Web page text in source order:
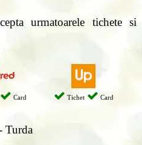
urmatoarele tichete si
Card Tichet Card
Turda